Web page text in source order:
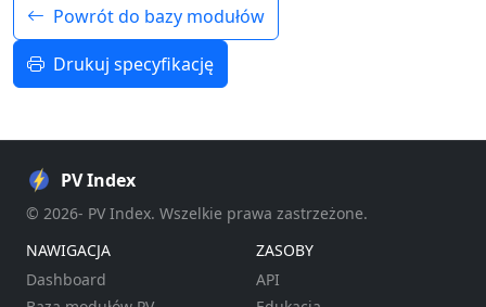
Powrót do bazy modułów
Drukuj specyfikację
PV Index
© 2026- PV Index. Wszelkie prawa zastrzeżone.
NAWIGACJA
Dashboard
ZASOBY
API